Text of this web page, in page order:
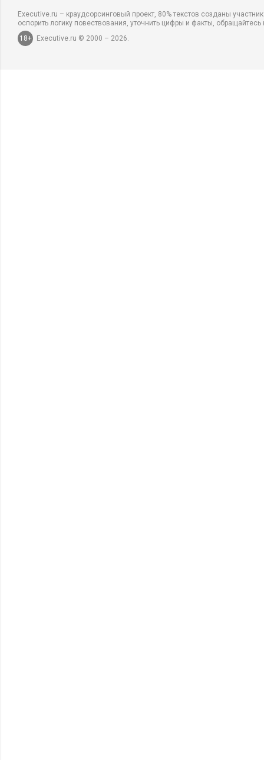
Executive.ru – краудсорсинговый проект, 80% текстов созданы
оспорить логику повествования, уточнить цифры и факты,
18+
Executive.ru © 2000 – 2026.